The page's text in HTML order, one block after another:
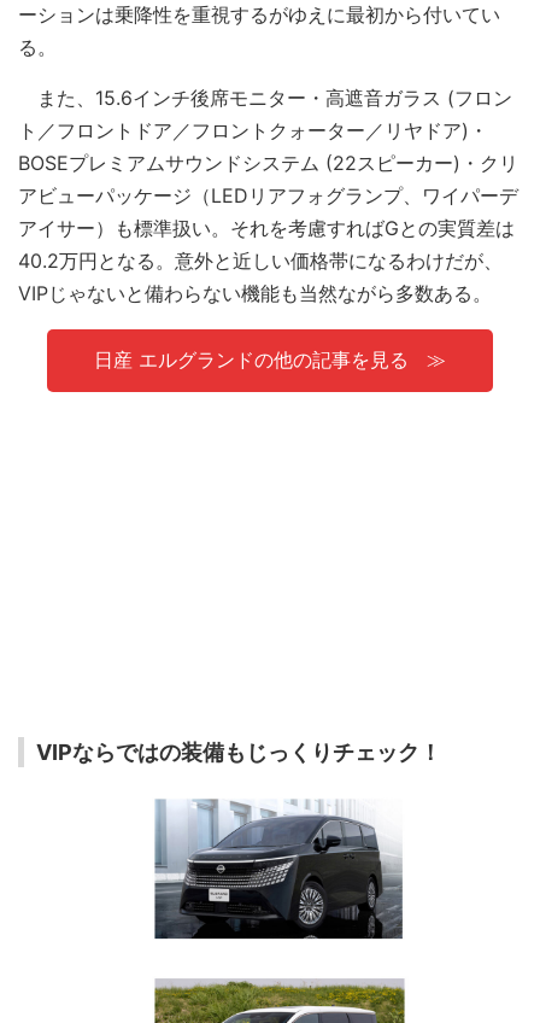
ーションは乗降性を重視するがゆえに最初から付いてい
る。
また、15.6インチ後席モニター・高遮音ガラス (フロン
ト／フロントドア／フロントクォーター／リヤドア)・
BOSEプレミアムサウンドシステム (22スピーカー)・クリ
アビューパッケージ（LEDリアフォグランプ、ワイパーデ
アイサー）も標準扱い。それを考慮すればGとの実質差は
40.2万円となる。意外と近しい価格帯になるわけだが、
VIPじゃないと備わらない機能も当然ながら多数ある。
日産 エルグランドの他の記事を見る
VIPならではの装備もじっくりチェック！